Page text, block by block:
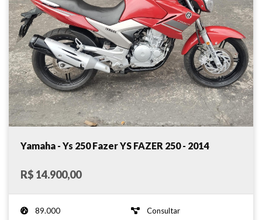
Yamaha - Ys 250 Fazer YS FAZER 250 - 2014
R$ 14.900,00
89.000
Consultar